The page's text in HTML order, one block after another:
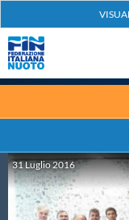
Nuoto
Tuffi
31Luglio2016